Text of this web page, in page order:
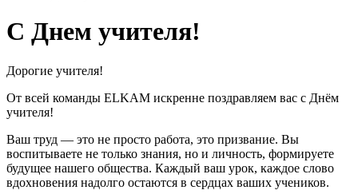
С Днем учителя!
Дорогие учителя!
От всей команды ELKAM искренне поздравляем вас с Днём
учителя!
Ваш труд — это не просто работа, это призвание. Вы
воспитываете не только знания, но и личность, формируете
будущее нашего общества. Каждый ваш урок, каждое слово
вдохновения надолго остаются в сердцах ваших учеников.